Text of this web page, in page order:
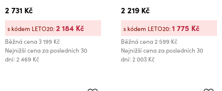
2 731 Kč
Běžná cena3 199 Kč
Nejnižší cena za posledních 30
dní: 2 469 Kč
s kódem LETO20:2 184 Kč
2 219 Kč
Běžná cena2 599 Kč
Nejnižší cena za posledních 30
dní: 2 003 Kč
s kódem LETO20:1 775 Kč